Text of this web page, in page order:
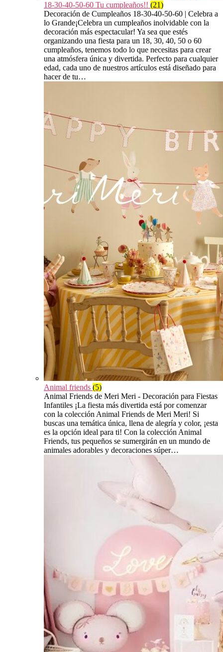
18-30-40-50-60 Tu cumpleaños!! (21)
Decoración de Cumpleaños 18-30-40-50-60 | Celebra a
lo Grande¡Celebra un cumpleaños inolvidable con la
decoración más espectacular! Ya sea que estés
organizando una fiesta para un 18, 30, 40, 50 o 60
cumpleaños, tenemos todo lo que necesitas para crear
una atmósfera única y divertida. Perfecto para cualquier
edad, cada uno de nuestros artículos está diseñado para
hacer de tu…
Animal friends (5)
Animal Friends de Meri Meri - Decoración para Fiestas
Infantiles ¡La fiesta más divertida está por comenzar
con la colección Animal Friends de Meri Meri! Si
buscas una temática única, llena de alegría y color, ¡esta
es la opción ideal para ti! Con la colección Animal
Friends, tus pequeños se sumergirán en un mundo de
animales adorables y decoraciones súper…